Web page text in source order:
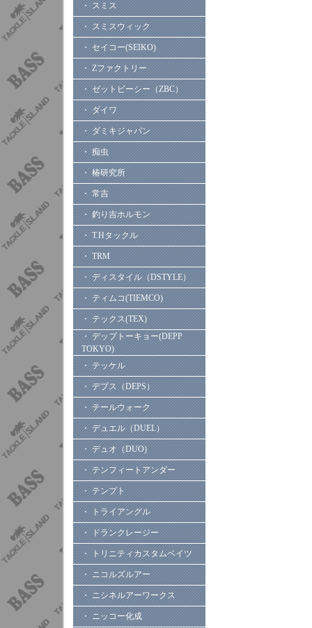
・ スミス
・ スミスウィック
・ セイコー(SEIKO)
・ Zファクトリー
・ ゼットビーシー（ZBC）
・ ダイワ
・ ダミキジャパン
・ 痴虫
・ 椿研究所
・ 常吉
・ 釣り吉ホルモン
・ T.Hタックル
・ TRM
・ ディスタイル（DSTYLE）
・ ティムコ(TIEMCO)
・ テックス(TEX)
・ デップトーキョー(DEPP
TOKYO)
・ テッケル
・ デプス（DEPS）
・ テールウォーク
・ デュエル（DUEL）
・ デュオ（DUO)
・ テンフィートアンダー
・ テンプト
・ トライアングル
・ ドランクレージー
・ トリニティカスタムベイツ
・ ニコルズルアー
・ ニシネルアーワークス
・ ニッコー化成